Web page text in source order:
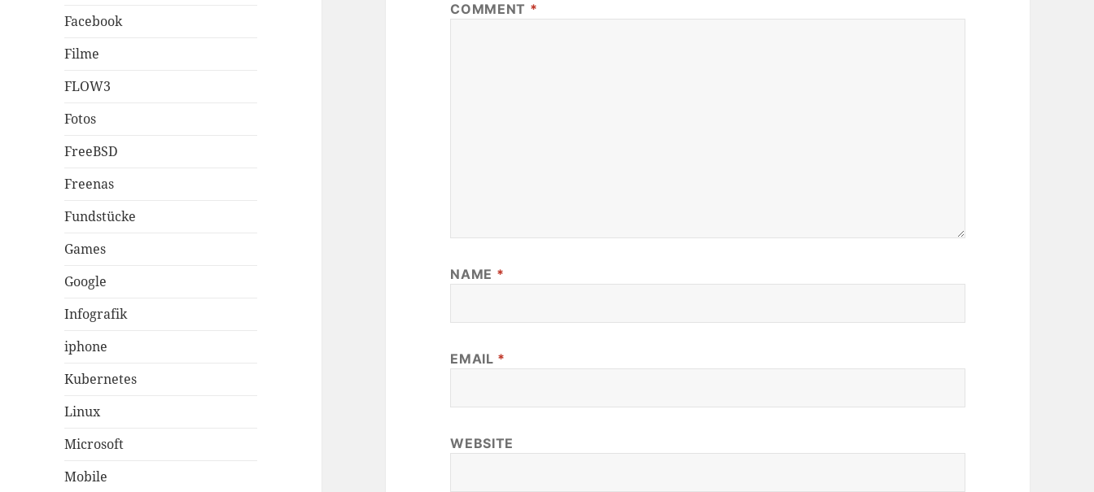
Facebook
Filme
FLOW3
Fotos
FreeBSD
Freenas
Fundstücke
Games
Google
Infografik
iphone
Kubernetes
Linux
Microsoft
Mobile
COMMENT *
NAME *
EMAIL *
WEBSITE